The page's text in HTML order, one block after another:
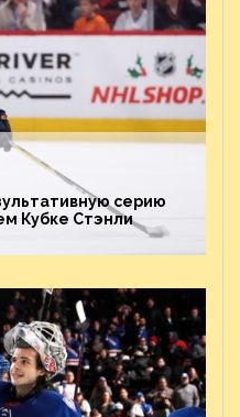
серию
Кубке Стэнли